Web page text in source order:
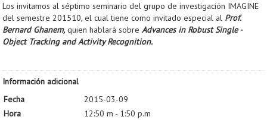
Los invitamos al séptimo seminario del grupo de investigación IMAGINE
del semestre 201510, el cual tiene como invitado especial al Prof.
Bernard Ghanem, quien hablará sobre Advances in Robust Single -
Object Tracking and Activity Recognition.
Información adicional
Fecha
2015-03-09
Hora
12:50 m - 1:50 p.m